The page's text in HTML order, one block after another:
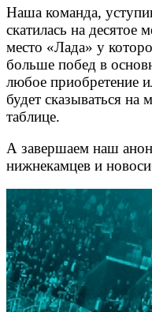
Наша команда,
скатилась на десятое
место «Лада» у
больше побед в
любое приобретение
будет сказываться на
таблице.
А завершаем наш
нижнекамцев и